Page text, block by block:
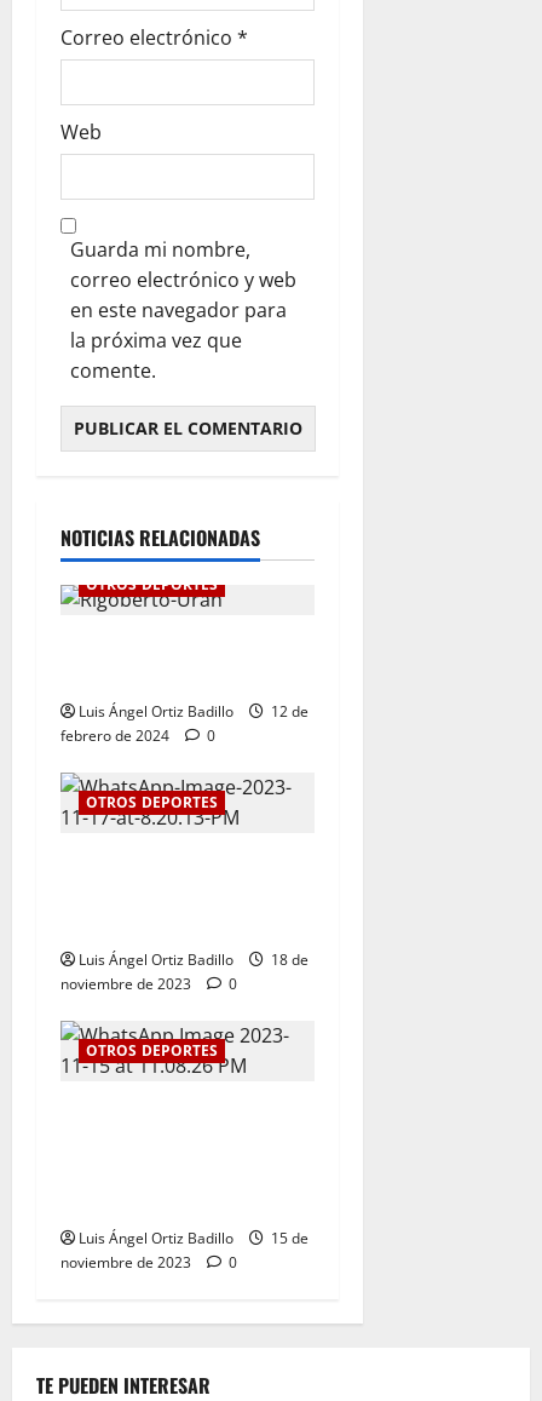
Correo electrónico *
Web
Guarda mi nombre,
correo electrónico y web
en este navegador para
la próxima vez que
comente.
NOTICIAS RELACIONADAS
OTROS DEPORTES
Luis Ángel Ortiz Badillo
12 de
febrero de 2024
0
OTROS DEPORTES
Luis Ángel Ortiz Badillo
18 de
noviembre de 2023
0
OTROS DEPORTES
Luis Ángel Ortiz Badillo
15 de
noviembre de 2023
0
TE PUEDEN INTERESAR